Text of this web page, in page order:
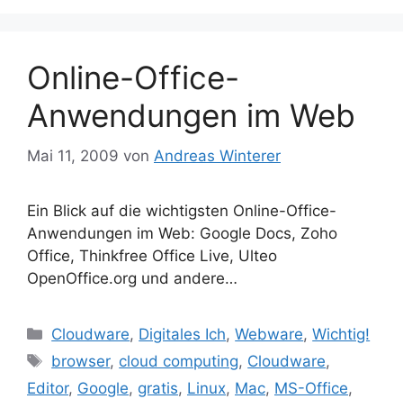
Online-Office-
Anwendungen im Web
Mai 11, 2009 von Andreas Winterer
Ein Blick auf die wichtigsten Online-Office-
Anwendungen im Web: Google Docs, Zoho
Office, Thinkfree Office Live, Ulteo
OpenOffice.org und andere…
Kategorien
Cloudware, Digitales Ich,Webware,Wichtig!
Schlagwörter
browser, cloud computing, Cloudware,
Editor, Google, gratis, Linux, Mac, MS-Office,